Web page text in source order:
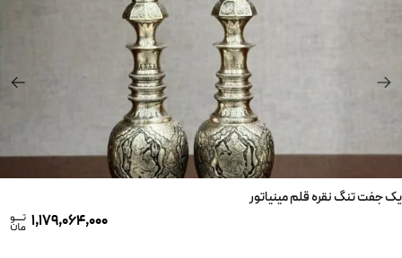
یک جفت تنگ نقره قلم مینیاتور
1,179,064,000